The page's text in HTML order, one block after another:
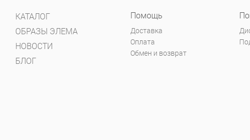
КАТАЛОГ
ОБРАЗЫ ЭЛЕМА
НОВОСТИ
БЛОГ
Помощь
Доставка
Оплата
Обмен и возврат